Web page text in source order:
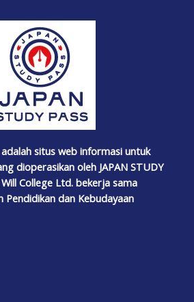
adalah situs web informasi untuk
dioperasikan oleh JAPAN STUDY
College Ltd. bekerja sama
Pendidikan dan Kebudayaan